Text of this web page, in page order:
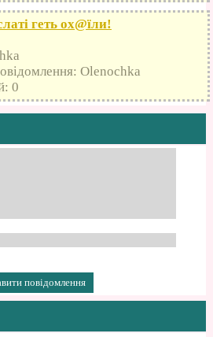
геть оx@їли!
Olenochka
0